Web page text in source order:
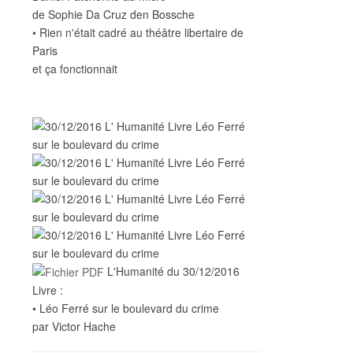
de Sophie Da Cruz den Bossche
• Rien n'était cadré au théâtre libertaire de
Paris
et ça fonctionnait
L'Humanité du 30/12/2016
Livre :
• Léo Ferré sur le boulevard du crime
par Victor Hache